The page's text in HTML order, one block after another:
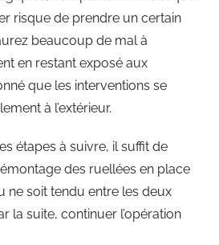
risque de prendre un certain
beaucoup de mal à
en restant exposé aux
que les interventions se
à l’extérieur.
étapes à suivre, il suffit de
des ruellées en place
ne soit tendu entre les deux
la suite, continuer l’opération